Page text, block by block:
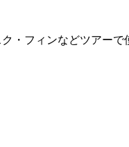
・フィンなどツアー